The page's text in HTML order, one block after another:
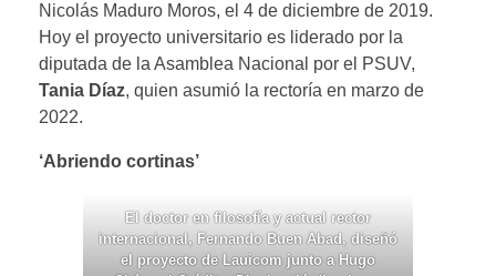
Nicolás Maduro Moros, el 4 de diciembre de 2019.
Hoy el proyecto universitario es liderado por la
diputada de la Asamblea Nacional por el PSUV,
Tania Díaz, quien asumió la rectoría en marzo de
2022.
‘Abriendo cortinas’
El doctor en filosofía y actual rector
internacional, Fernando Buen Abad, diseñó
el proyecto de Lauicom junto a Hugo